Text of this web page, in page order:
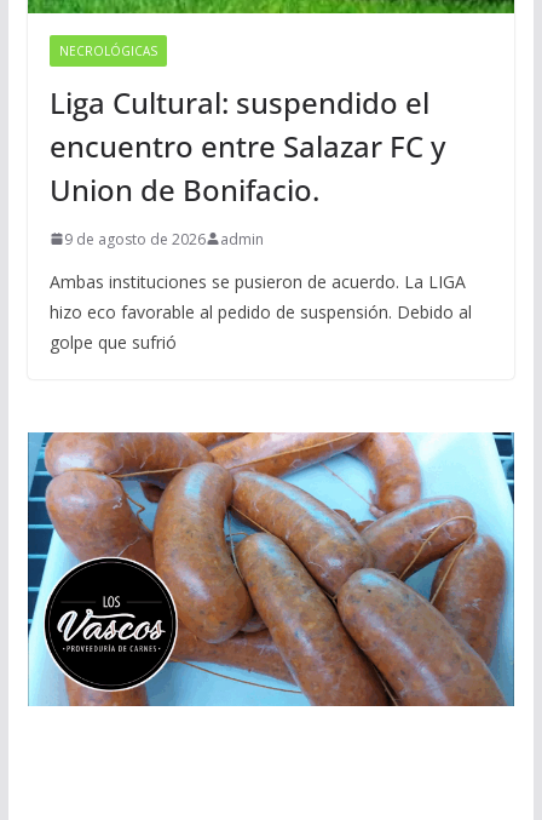
NECROLÓGICAS
Liga Cultural: suspendido el
encuentro entre Salazar FC y
Union de Bonifacio.
9 de agosto de 2026 admin
Ambas instituciones se pusieron de acuerdo. La LIGA
hizo eco favorable al pedido de suspensión. Debido al
golpe que sufrió